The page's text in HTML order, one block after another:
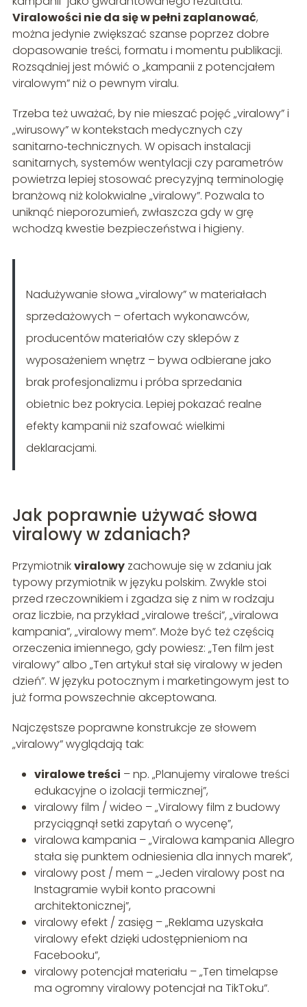
Viralowości nie da się w pełni zaplanować,
można jedynie zwiększać szanse poprzez dobre
dopasowanie treści, formatu i momentu publikacji.
Rozsądniej jest mówić o „kampanii z potencjałem
viralowym” niż o pewnym viralu.
Trzeba też uważać, by nie mieszać pojęć „viralowy” i
„wirusowy” w kontekstach medycznych czy
sanitarno‑technicznych. W opisach instalacji
sanitarnych, systemów wentylacji czy parametrów
powietrza lepiej stosować precyzyjną terminologię
branżową niż kolokwialne „viralowy”. Pozwala to
uniknąć nieporozumień, zwłaszcza gdy w grę
wchodzą kwestie bezpieczeństwa i higieny.
Nadużywanie słowa „viralowy” w materiałach
sprzedażowych – ofertach wykonawców,
producentów materiałów czy sklepów z
wyposażeniem wnętrz – bywa odbierane jako
brak profesjonalizmu i próba sprzedania
obietnic bez pokrycia. Lepiej pokazać realne
efekty kampanii niż szafować wielkimi
deklaracjami.
Jak poprawnie używać słowa
viralowy w zdaniach?
Przymiotnikviralowyzachowuje się w zdaniu jak
typowy przymiotnik w języku polskim. Zwykle stoi
przed rzeczownikiem i zgadza się z nim w rodzaju
oraz liczbie, na przykład „viralowe treści”, „viralowa
kampania”, „viralowy mem”. Może być też częścią
orzeczenia imiennego, gdy powiesz: „Ten film jest
viralowy” albo „Ten artykuł stał się viralowy w jeden
dzień”. W języku potocznym i marketingowym jest to
już forma powszechnie akceptowana.
Najczęstsze poprawne konstrukcje ze słowem
„viralowy” wyglądają tak:
viralowe treści – np. „Planujemy viralowe treści
edukacyjne o izolacji termicznej”,
viralowy film / wideo – „Viralowy film z budowy
przyciągnął setki zapytań o wycenę”,
viralowa kampania – „Viralowa kampania Allegro
stała się punktem odniesienia dla innych marek”,
viralowy post / mem – „Jeden viralowy post na
Instagramie wybił konto pracowni
architektonicznej”,
viralowy efekt / zasięg – „Reklama uzyskała
viralowy efekt dzięki udostępnieniom na
Facebooku”,
viralowy potencjał materiału – „Ten timelapse
ma ogromny viralowy potencjał na TikToku”.